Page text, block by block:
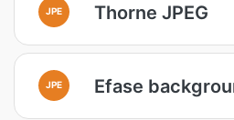
JPE Thorne JPEG
JPE Efase